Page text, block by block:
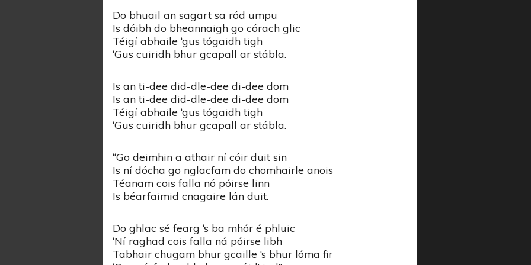
Do bhuail an sagart sa ród umpu
Is dóibh do bheannaigh go córach glic
Téigí abhaile ‘gus tógaidh tigh
‘Gus cuiridh bhur gcapall ar stábla.
Is an ti-dee did-dle-dee di-dee dom
Is an ti-dee did-dle-dee di-dee dom
Téigí abhaile ‘gus tógaidh tigh
‘Gus cuiridh bhur gcapall ar stábla.
“Go deimhin a athair ní cóir duit sin
Is ní dócha go nglacfam do chomhairle anois
Téanam cois falla nó póirse linn
Is béarfaimid cnagaire lán duit.
Do ghlac sé fearg ‘s ba mhór é phluic
‘Ní raghad cois falla ná póirse libh
Tabhair chugam bhur gcaille ‘s bhur lóma fir